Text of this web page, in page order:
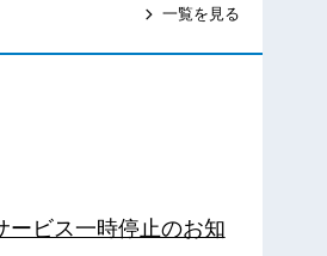
一覧を見る
ービス一時停止のお知